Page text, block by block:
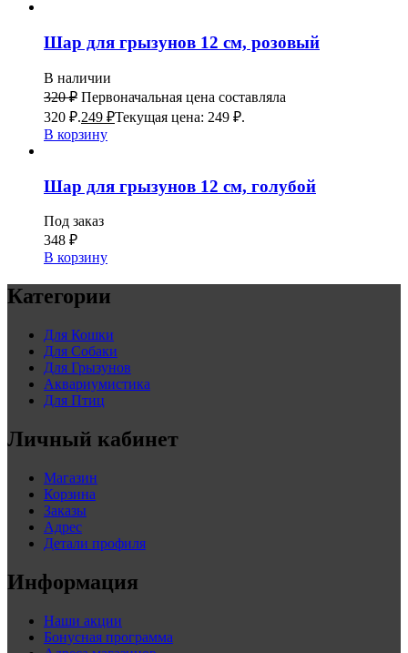
Шар для грызунов 12 см, розовый
В наличии
320₽ Первоначальная цена составляла
320 ₽.249 ₽Текущая цена: 249 ₽.
В корзину
Шар для грызунов 12 см, голубой
Под заказ
348 ₽
В корзину
Категории
Для Кошки
Для Собаки
Для Грызунов
Аквариумистика
Для Птиц
Личный кабинет
Магазин
Корзина
Заказы
Адрес
Детали профиля
Информация
Наши акции
Бонусная программа